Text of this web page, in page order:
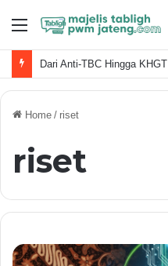
Menu
Dari Anti-TBC Hingga KHGT
Home / riset
riset